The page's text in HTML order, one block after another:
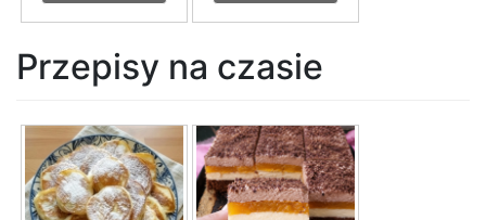
Przepisy na czasie